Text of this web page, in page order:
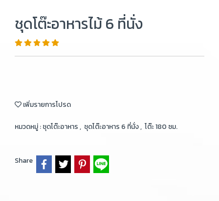
ชุดโต๊ะอาหารไม้ 6 ที่นั่ง
เพิ่มรายการโปรด
หมวดหมู่ :ชุดโต๊ะอาหาร, ชุดโต๊ะอาหาร 6 ที่นั่ง, โต๊ะ 180 ซม.
Share